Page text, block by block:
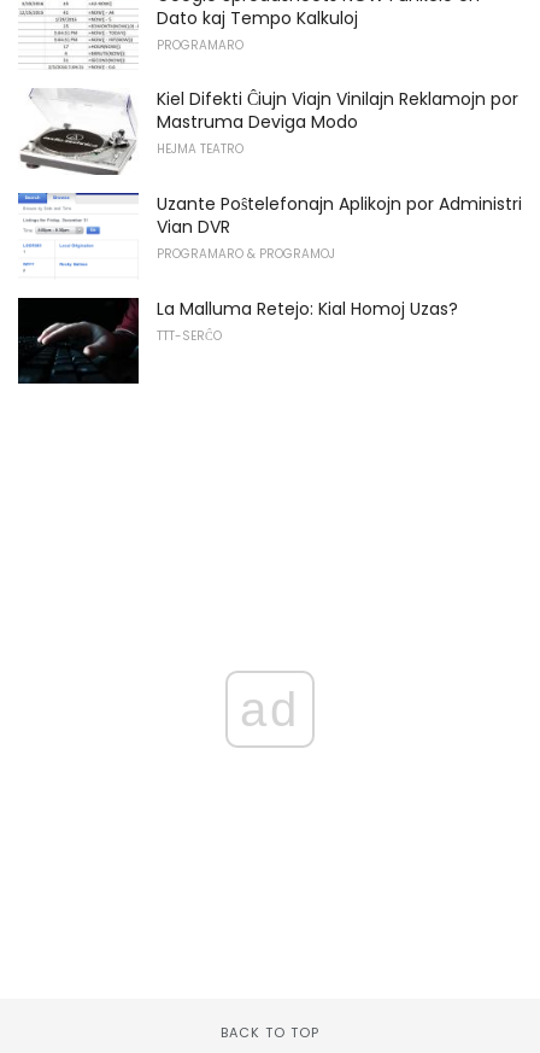
Dato kaj Tempo Kalkuloj
PROGRAMARO
Kiel Difekti Ĉiujn Viajn Vinilajn Reklamojn por
Mastruma Deviga Modo
HEJMA TEATRO
Uzante Poŝtelefonajn Aplikojn por Administri
Vian DVR
PROGRAMARO & PROGRAMOJ
La Malluma Retejo: Kial Homoj Uzas?
TTT-SERĈO
ad
BACK TO TOP